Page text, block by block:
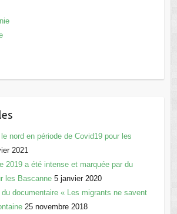
nord en période de Covid19 pour les
2021
2019 a été intense et marquée par du
les Bascanne 5 janvier 2020
du documentaire « Les migrants ne savent
25 novembre 2018